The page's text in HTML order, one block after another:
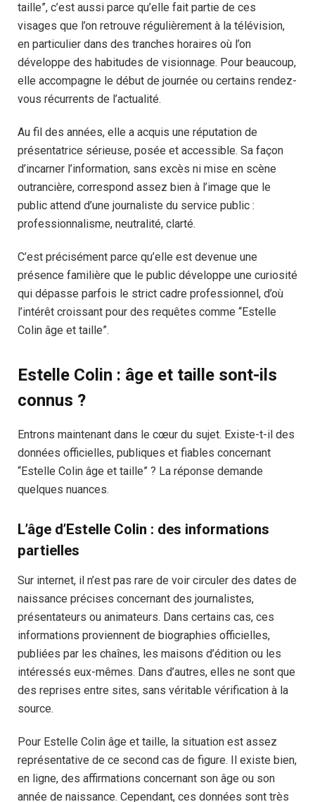
taille”, c’est aussi parce qu’elle fait partie de ces
visages que l’on retrouve régulièrement à la télévision,
en particulier dans des tranches horaires où l’on
développe des habitudes de visionnage. Pour beaucoup,
elle accompagne le début de journée ou certains rendez-
vous récurrents de l’actualité.
Au fil des années, elle a acquis une réputation de
présentatrice sérieuse, posée et accessible. Sa façon
d’incarner l’information, sans excès ni mise en scène
outrancière, correspond assez bien à l’image que le
public attend d’une journaliste du service public :
professionnalisme, neutralité, clarté.
C’est précisément parce qu’elle est devenue une
présence familière que le public développe une curiosité
qui dépasse parfois le strict cadre professionnel, d’où
l’intérêt croissant pour des requêtes comme “Estelle
Colin âge et taille”.
Estelle Colin : âge et taille sont-ils
connus ?
Entrons maintenant dans le cœur du sujet. Existe-t-il des
données officielles, publiques et fiables concernant
“Estelle Colin âge et taille” ? La réponse demande
quelques nuances.
L’âge d’Estelle Colin : des informations
partielles
Sur internet, il n’est pas rare de voir circuler des dates de
naissance précises concernant des journalistes,
présentateurs ou animateurs. Dans certains cas, ces
informations proviennent de biographies officielles,
publiées par les chaînes, les maisons d’édition ou les
intéressés eux-mêmes. Dans d’autres, elles ne sont que
des reprises entre sites, sans véritable vérification à la
source.
Pour Estelle Colin âge et taille, la situation est assez
représentative de ce second cas de figure. Il existe bien,
en ligne, des affirmations concernant son âge ou son
année de naissance. Cependant, ces données sont très